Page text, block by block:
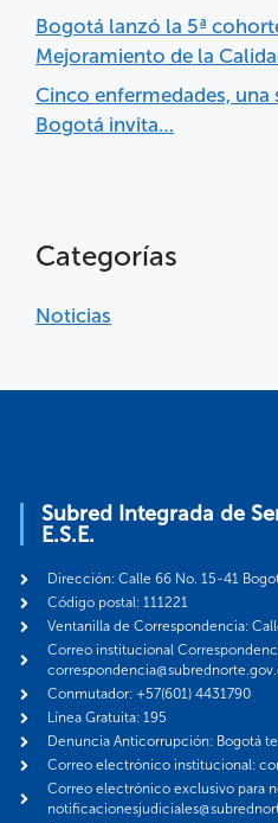
Bogotá lanzó la 5ª
Mejoramiento de la
Cinco enfermedades,
Bogotá invita…
Categorías
Noticias
Subred Integrada de
E.S.E.
Dirección: Calle 66 No. 15-41
Código postal: 111221
Ventanilla de Correspondencia:
Correo institucional
Conmutador: +57(601) 4431790
Línea Gratuita: 195
Denuncia Anticorrupción: Bogotá
Correo electrónico institucional:
Correo electrónico exclusivo para